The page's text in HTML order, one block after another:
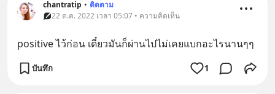
chantratip • ติดตาม
22 ต.ค. 2022 เวลา 05:07 • ความคิดเห็น
positive ไว้ก่อน เดี๋ยวมันก็ผ่านไปไม่เคยแบกอะไรนานๆๆ
บันทึก 1